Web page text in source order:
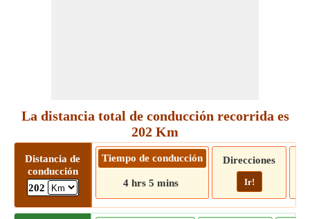
La distancia total de conducción recorrida es
202 Km
Distancia de
conducción
202
Tiempo de conducción
4 hrs 5 mins
Direcciones
Ir!